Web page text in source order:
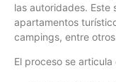
las autoridades. Este
apartamentos
campings, entre
El proceso se